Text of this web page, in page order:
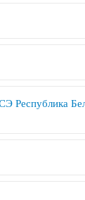
Республика